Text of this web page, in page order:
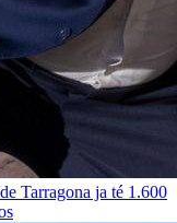
Tarragona ja té 1.600